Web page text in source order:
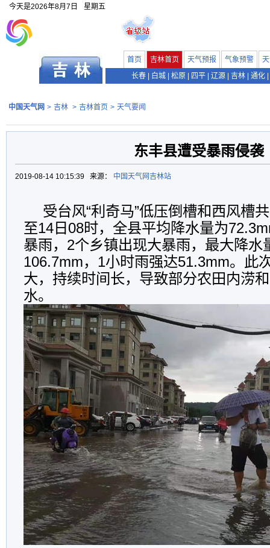
今天是2026年8月7日 星期五
首页 吉林首页 天气预报 气象预警
长春
白城 松原 四平 辽源 吉林 通化
中国天气网 > 吉林 > 吉林首页 > 天气要闻
东丰县遭受暴雨侵袭
2019-08-14 10:15:39 来源： 中国天气网吉林站
受台风“利奇马”低压倒槽和西风槽
至14日08时，全县平均降水量为
暴雨，2个乡镇出现大暴雨，最大降水
106.7mm，1小时雨强达51.3mm。此
大，持续时间长，导致部分农田内涝
水。